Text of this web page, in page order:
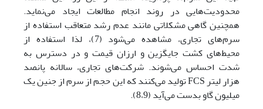
محدودیت‌‌هایی در روند انجام مطالعات ایجاد می‌نماید.
همچنین گاهی مشکلاتی مانند عدم رشد متعاقب استفاده از
سرم‌‌های تجاری، مشاهده می‌شود (7)، لذا استفاده از
محیط‌‌های کشت جایگزین و ارزان قیمت و در دسترس به
شدت احساس می‌شوند. شرکت‌‌های تجاری، سالانه پانصد
هزار لیتر FCS تولید می‌کنند که این حجم از سرم از جنین یک
میلیون گاو بدست می‌آید (8،9).